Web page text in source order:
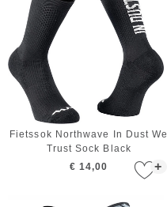
+
Fietssok Northwave In Dust We
Trust Sock Black
€ 14,00